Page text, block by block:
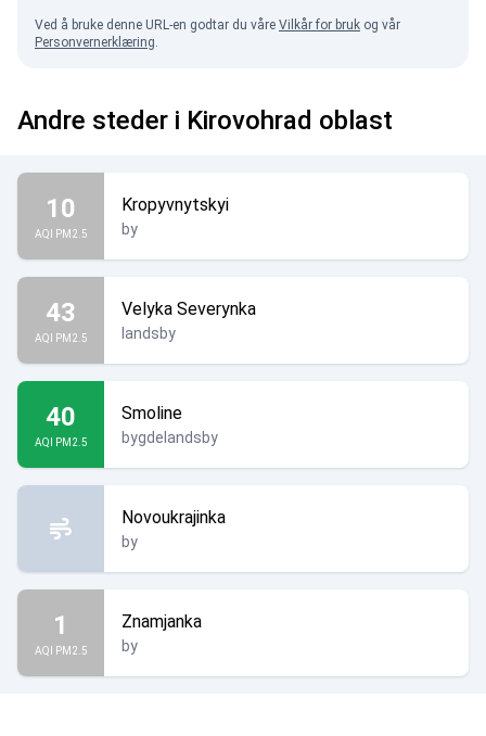
Ved å bruke denne URL-en godtar du våre Vilkår for bruk og vår
Personvernerklæring.
Andre steder i Kirovohrad oblast
10
AQI PM2.5
Kropyvnytskyi
by
43
AQI PM2.5
Velyka Severynka
landsby
40
AQI PM2.5
Smoline
bygdelandsby
Novoukrajinka
by
1
AQI PM2.5
Znamjanka
by